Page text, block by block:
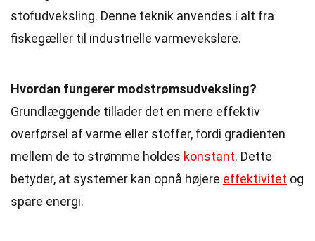
stofudveksling. Denne teknik anvendes i alt fra
fiskegæller til industrielle varmevekslere.
Hvordan fungerer modstrømsudveksling?
Grundlæggende tillader det en mere effektiv
overførsel af varme eller stoffer, fordi gradienten
mellem de to strømme holdes konstant. Dette
betyder, at systemer kan opnå højere effektivitet og
spare energi.